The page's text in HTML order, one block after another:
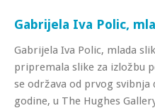
Gabrijela Iva Polic,
Gabrijela Iva Polic, mlada
pripremala slike za izložbu
se održava od prvog svibnja
godine, u The Hughes